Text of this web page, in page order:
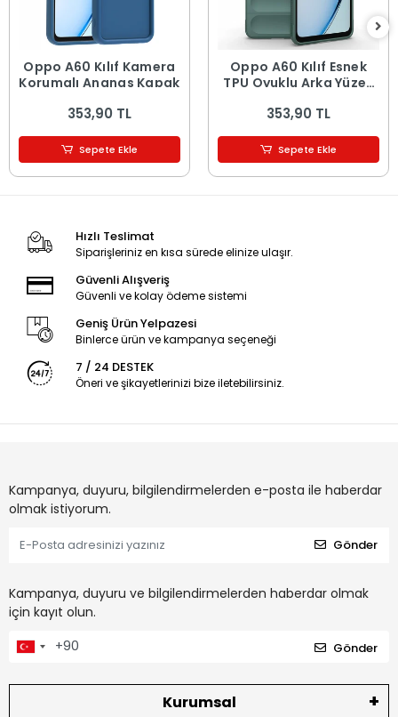
Oppo A60 Kılıf Kamera
Korumalı Ananas Kapak
353,90 TL
Sepete Ekle
Oppo A60 Kılıf Esnek
TPU Oyuklu Arka Yüzey
Kapak
353,90 TL
Sepete Ekle
Hızlı Teslimat
Siparişleriniz en kısa sürede elinize ulaşır.
Güvenli Alışveriş
Güvenli ve kolay ödeme sistemi
Geniş Ürün Yelpazesi
Binlerce ürün ve kampanya seçeneği
7 / 24 DESTEK
Öneri ve şikayetlerinizi bize iletebilirsiniz.
Kampanya, duyuru, bilgilendirmelerden e-posta ile haberdar
olmak istiyorum.
Gönder
Kampanya, duyuru ve bilgilendirmelerden haberdar olmak
için kayıt olun.
Gönder
Kurumsal